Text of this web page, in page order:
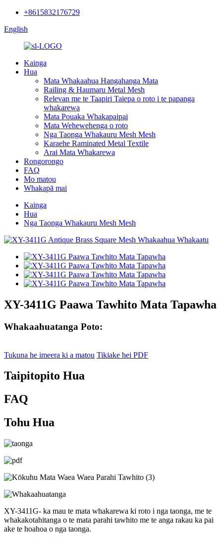
+8615832176729
English
Kainga
Hua
Mata Whakaahua Hangahanga Mata
Railing & Haumaru Metal Mesh
Relevan me te Taapiri Taiepa o roto i te papanga
whakarewa
Mata Pouaka Whakapaipai
Mata Wehewehenga o roto
Nga Taonga Whakauru Mesh Mesh
Karaehe Raminated Metal Textile
Arai Mata Whakarewa
Rongorongo
FAQ
Mo matou
Whakapā mai
Kainga
Hua
Nga Taonga Whakauru Mesh Mesh
XY-3411G Paawa Tawhito Mata Tapawha
Whakaahuatanga Poto:
Tukuna he imeera ki a matou Tikiake hei PDF
Taipitopito Hua
FAQ
Tohu Hua
XY-3411G- ka mau te mata whakarewa ki roto i nga taonga, me te
whakakotahitanga o te mata parahi tawhito me te anga rakau ka pai
ake te hoahoa o nga taonga.